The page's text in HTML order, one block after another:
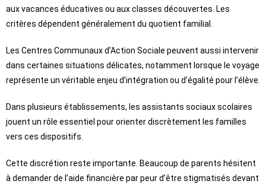
aux vacances éducatives ou aux classes découvertes. Les
critères dépendent généralement du quotient familial.
Les Centres Communaux d’Action Sociale peuvent aussi intervenir
dans certaines situations délicates, notamment lorsque le voyage
représente un véritable enjeu d’intégration ou d’égalité pour l’élève.
Dans plusieurs établissements, les assistants sociaux scolaires
jouent un rôle essentiel pour orienter discrètement les familles
vers ces dispositifs.
Cette discrétion reste importante. Beaucoup de parents hésitent
à demander de l’aide financière par peur d’être stigmatisés devant